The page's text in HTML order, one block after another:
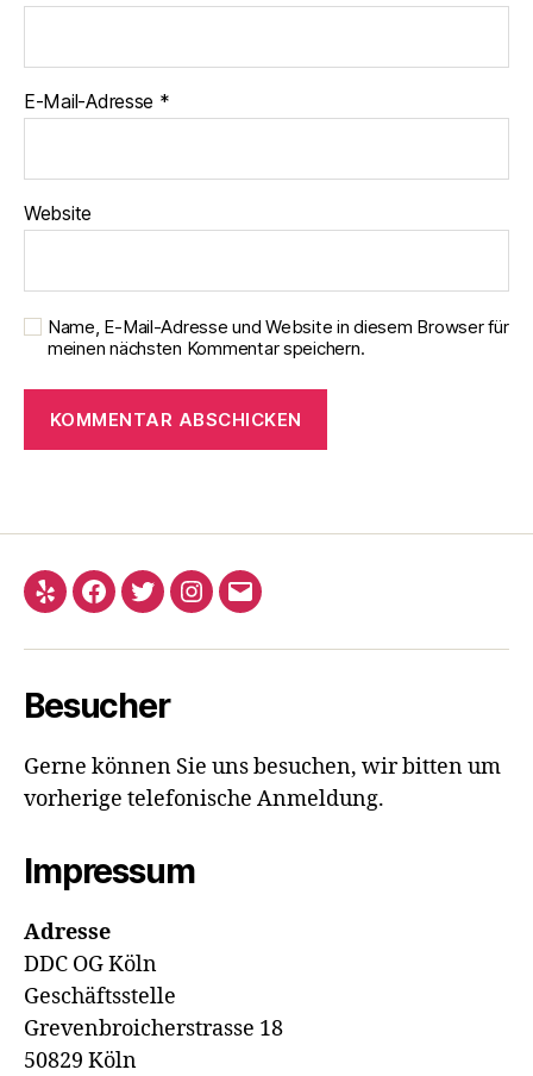
E-Mail-Adresse *
Website
Name, E-Mail-Adresse und Website in diesem Browser für
meinen nächsten Kommentar speichern.
Yelp Facebook
TwitterInstagram
E-
Besucher
Gerne können Sie uns besuchen, wir bitten um
vorherige telefonische Anmeldung.
Impressum
Adresse
DDC OG Köln
Geschäftsstelle
Grevenbroicherstrasse 18
50829 Köln